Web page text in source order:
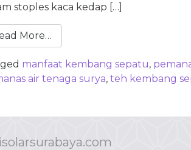
stoples kaca kedap […]
More…
manfaat kembang sepatu,
air tenaga surya, teh kembang